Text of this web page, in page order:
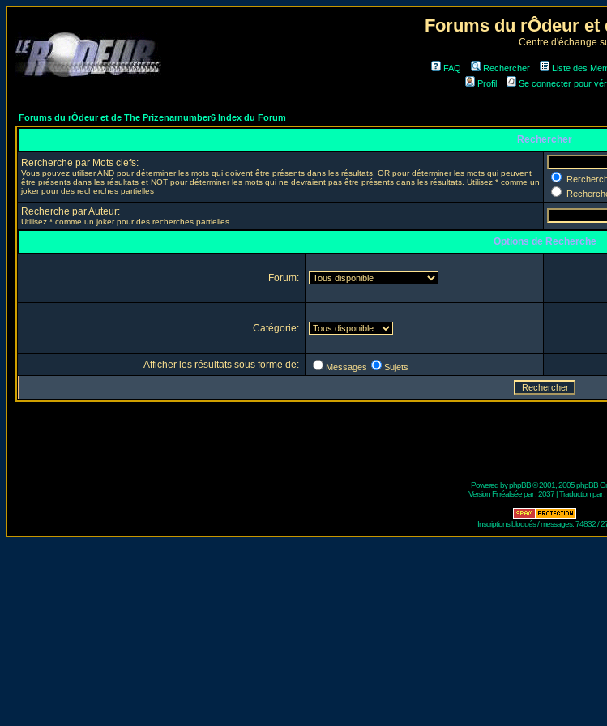
Forums du rÔdeur et
Centre d'échange
FAQ Rechercher Liste des
Profil
Se connecter pour
Forums du rÔdeur et de The Prizenarnumber6 Index du Forum
Rechercher
Rercherche par Mots clefs:
Vous pouvez utiliserAND pour déterminer les mots qui doivent être présents dans les résultats, OR pour déterminer les mots qui peuvent
être présents dans les résultats et NOT pour déterminer les mots qui ne devraient pas être présents dans les résultats. Utilisez * comme un
joker pour des recherches partielles
Recherche par Auteur:
Utilisez * comme un joker pour des recherches partielles
Options de Recherche
Forum:
Catégorie:
Afficher les résultats sous forme de: Messages Sujets
Powered byphpBB© 2001, 2005 phpBB
Version Fr réalisée par :2037 | Traduction par :
Inscriptions bloqués / messages: 74832 /